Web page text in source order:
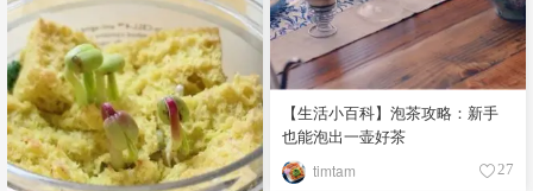
【生活小百科】泡茶攻略：新手
也能泡出一壶好茶
timtam 27